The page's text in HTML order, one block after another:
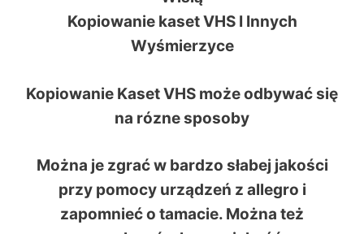
Kopiowanie kaset VHS I Innych
Wyśmierzyce
Kopiowanie Kaset VHS może odbywać się
na rózne sposoby
Można je zgrać w bardzo słabej jakości
przy pomocy urządzeń z allegro i
zapomnieć o tamacie. Można też